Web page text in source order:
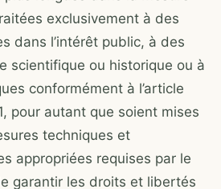
exclusivement à des
dans l’intérêt public, à des
scientifique ou historique ou à
conformément à l’article
pour autant que soient mises
techniques et
appropriées requises par le
garantir les droits et libertés